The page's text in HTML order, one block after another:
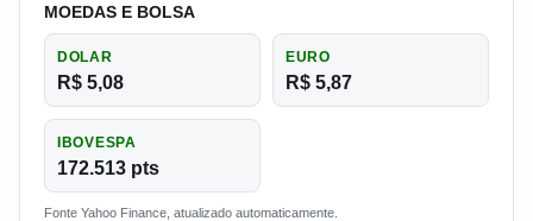
MOEDAS E BOLSA
DOLAR
R$ 5,08
EURO
R$ 5,87
IBOVESPA
172.513 pts
Fonte Yahoo Finance, atualizado automaticamente.